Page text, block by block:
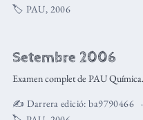
🏷️ PAU, 2006
Setembre 2006
Examen complet de PAU Química.
✍️ Darrera edició:ba9790466